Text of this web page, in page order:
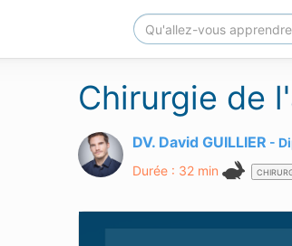
Chirurgie de
DV. David GUILLIER
Durée : 32 min